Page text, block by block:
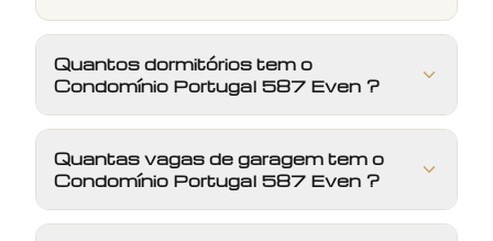
Quantos dormitórios tem o
Condomínio Portugal 587 Even ?
Quantas vagas de garagem tem o
Condomínio Portugal 587 Even ?